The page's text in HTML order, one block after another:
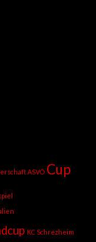
ASVÖ Cup
KC Schrezheim